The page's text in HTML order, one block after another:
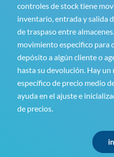
controles de stock tiene
inventario, entrada y salida
de traspaso entre
movimiento especifico para
depósito a algún cliente o
hasta su devolución. Hay
específico de precio medio
ayuda en el ajuste e
de precios.